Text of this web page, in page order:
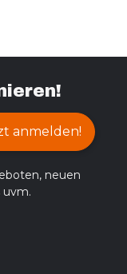
anmelden!
neuen
uvm.